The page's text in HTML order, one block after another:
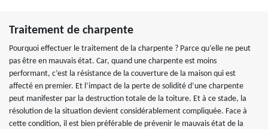
Traitement de charpente
Pourquoi effectuer le traitement de la charpente ? Parce qu’elle ne peut
pas être en mauvais état. Car, quand une charpente est moins
performant, c’est la résistance de la couverture de la maison qui est
affecté en premier. Et l’impact de la perte de solidité d’une charpente
peut manifester par la destruction totale de la toiture. Et à ce stade, la
résolution de la situation devient considérablement compliquée. Face à
cette condition, il est bien préférable de prévenir le mauvais état de la